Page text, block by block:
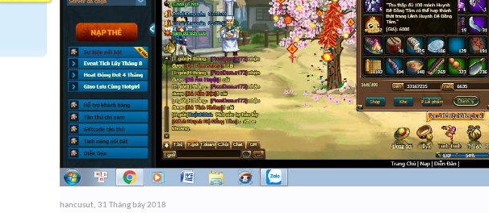
hancusut, 31 Tháng bảy 2018